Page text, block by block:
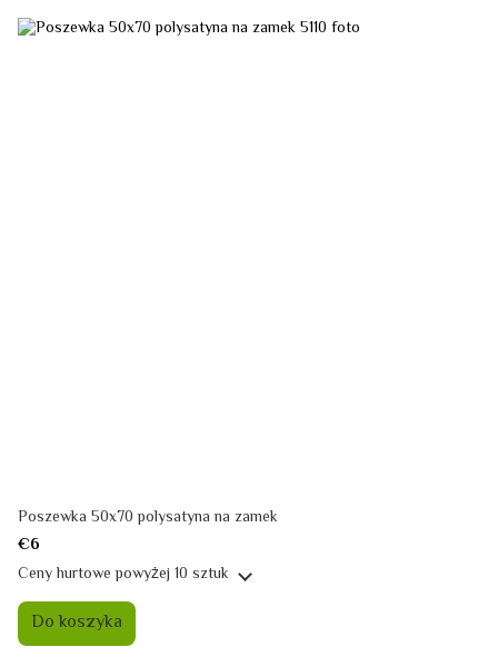
Poszewka 50x70 polysatyna na zamek
€6
Ceny hurtowepowyżej 10 sztuk
Do koszyka